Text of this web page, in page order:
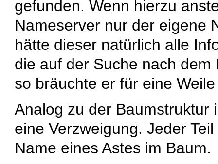
gefunden. Wenn hierzu
Nameserver nur der eigene
hätte dieser natürlich alle
die auf der Suche nach
so bräuchte er für eine
Analog zu der
eine Verzweigung. Jeder
Name eines Astes im Baum.